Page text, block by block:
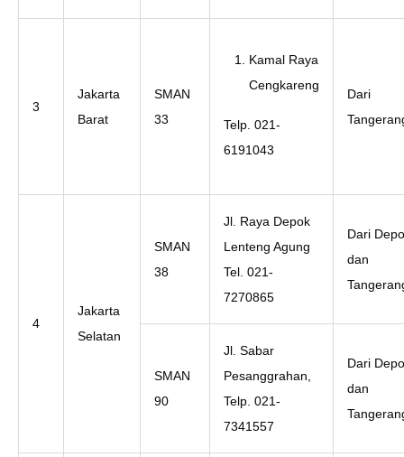
3
Jakarta
Barat
SMAN
33
Kamal Raya
Cengkareng
Telp. 021-
6191043
Dari
4
Jakarta
Selatan
SMAN
38
Jl. Raya Depok
Lenteng Agung
Tel. 021-
7270865
Dari
dan
SMAN
90
Jl. Sabar
Pesanggrahan,
Telp. 021-
7341557
Dari
dan